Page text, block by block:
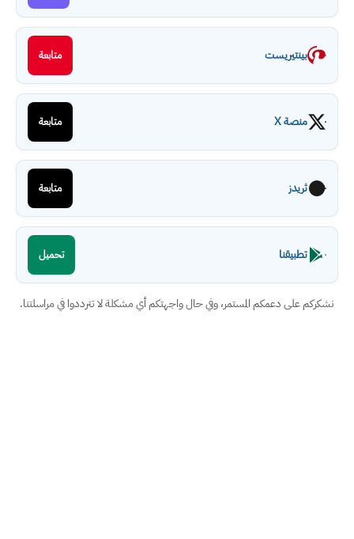
بينتيريست متابعة
منصة X متابعة
ثريدز متابعة
تطبيقنا تحميل
نشكركم على دعمكم المستمر، وفي حال واجهتكم أي مشكلة لا تترددوا في مراسلتنا.